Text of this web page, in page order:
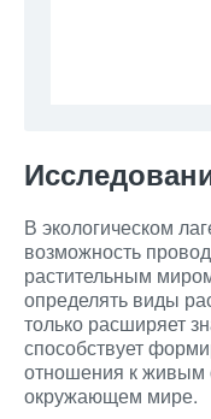
В экологическом
возможность
растительным
определять виды
только расширяет
способствует
отношения к живым
окружающем мире.